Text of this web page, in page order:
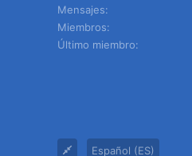
Mensajes
Miembros
Último miembro
Español (ES)